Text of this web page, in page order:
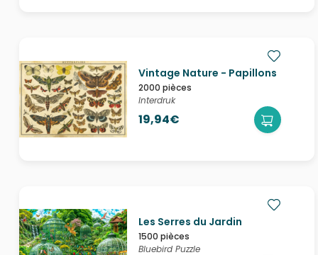
Vintage Nature - Papillons
2000 pièces
Interdruk
19,94€
Les Serres du Jardin
1500 pièces
Bluebird Puzzle